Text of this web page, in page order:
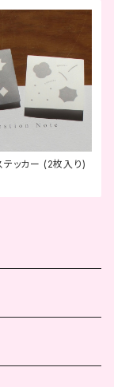
テッカー (2枚入り)